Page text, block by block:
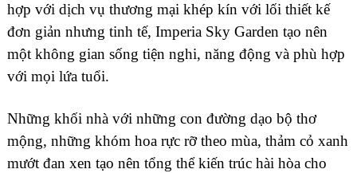
hợp với dịch vụ thương mại khép kín với lối thiết kế
đơn giản nhưng tinh tế, Imperia Sky Garden tạo nên
một không gian sống tiện nghi, năng động và phù hợp
với mọi lứa tuổi.
Những khối nhà với những con đường dạo bộ thơ
mộng, những khóm hoa rực rỡ theo mùa, thảm cỏ xanh
mướt đan xen tạo nên tổng thể kiến trúc hài hòa cho